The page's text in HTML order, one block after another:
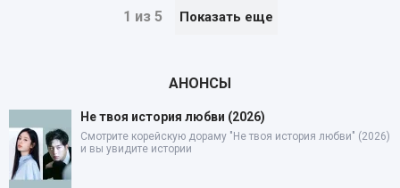
1 из 5 Показать еще
АНОНСЫ
Не твоя история любви (2026)
Смотрите корейскую дораму "Не твоя история любви" (2026)
и вы увидите истории